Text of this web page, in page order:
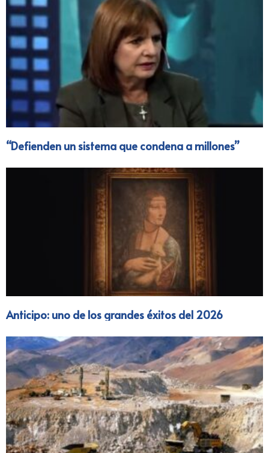
“Defienden un sistema que condena a millones”
Anticipo: uno de los grandes éxitos del 2026